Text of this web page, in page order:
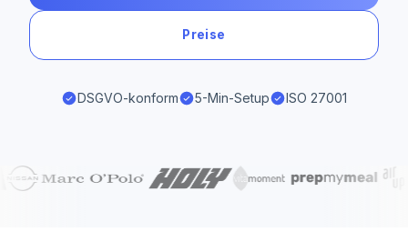
Preise
DSGVO-konform 5-Min-Setup ISO 27001